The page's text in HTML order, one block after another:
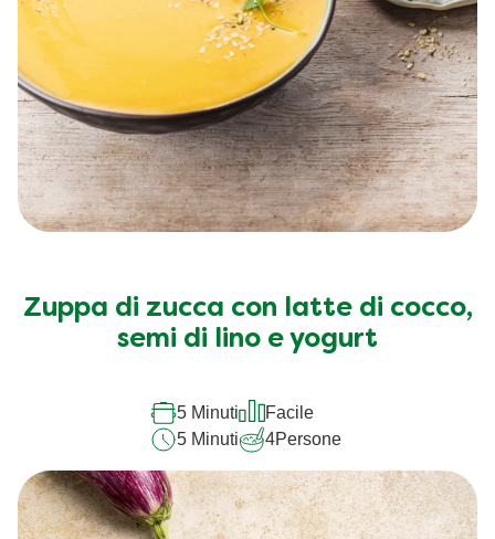
Zuppa di zucca con latte di cocco,
semi di lino e yogurt
5 Minuti
Facile
5 Minuti
4Persone